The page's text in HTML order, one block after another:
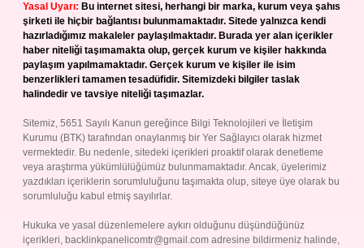
Yasal Uyarı: Bu internet sitesi, herhangi bir marka, kurum veya şahıs
şirketi ile hiçbir bağlantısı bulunmamaktadır. Sitede yalnızca kendi
hazırladığımız makaleler paylaşılmaktadır. Burada yer alan içerikler
haber niteliği taşımamakta olup, gerçek kurum ve kişiler hakkında
paylaşım yapılmamaktadır. Gerçek kurum ve kişiler ile isim
benzerlikleri tamamen tesadüfidir. Sitemizdeki bilgiler taslak
halindedir ve tavsiye niteliği taşımazlar.
Sitemiz, 5651 Sayılı Kanun gereğince Bilgi Teknolojileri ve İletişim
Kurumu (BTK) tarafından onaylanmış bir Yer Sağlayıcı olarak hizmet
vermektedir. Bu nedenle, sitedeki içerikleri proaktif olarak denetleme
veya araştırma yükümlülüğümüz bulunmamaktadır. Ancak, üyelerimiz
yazdıkları içeriklerin sorumluluğunu taşımakta olup, siteye üye olarak bu
sorumluluğu kabul etmiş sayılırlar.
Hukuka ve yasal düzenlemelere aykırı olduğunu düşündüğünüz
içerikleri, backlinkpanelicomtr@gmail.com adresine bildirmeniz halinde,